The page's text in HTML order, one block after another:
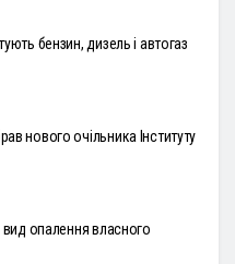
бензин, дизель і автогаз
нового очільника Інституту
вид опалення власного